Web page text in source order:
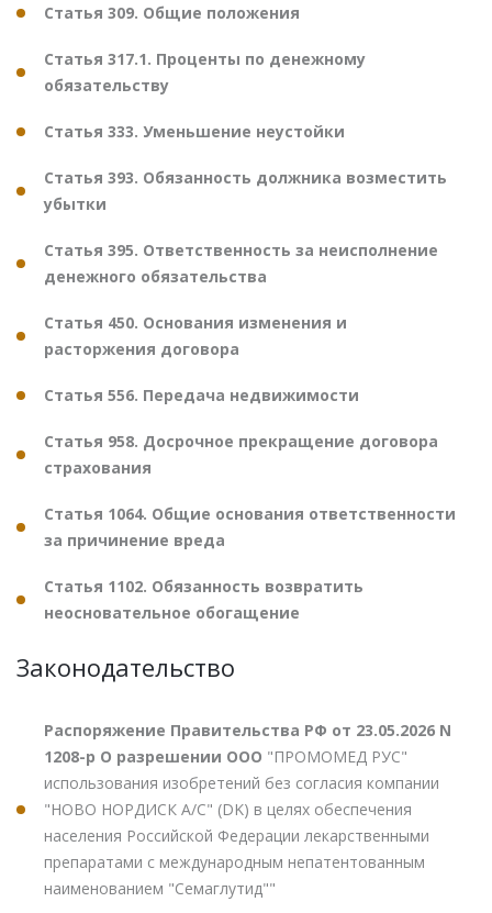
Статья 309. Общие положения
Статья 317.1. Проценты по денежному
обязательству
Статья 333. Уменьшение неустойки
Статья 393. Обязанность должника возместить
убытки
Статья 395. Ответственность за неисполнение
денежного обязательства
Статья 450. Основания изменения и
расторжения договора
Статья 556. Передача недвижимости
Статья 958. Досрочное прекращение договора
страхования
Статья 1064. Общие основания ответственности
за причинение вреда
Статья 1102. Обязанность возвратить
неосновательное обогащение
Законодательство
Распоряжение Правительства РФ от 23.05.2026 N
1208-р О разрешении ООО "ПРОМОМЕД РУС"
использования изобретений без согласия компании
"НОВО НОРДИСК А/С" (DK) в целях обеспечения
населения Российской Федерации лекарственными
препаратами с международным непатентованным
наименованием "Семаглутид""